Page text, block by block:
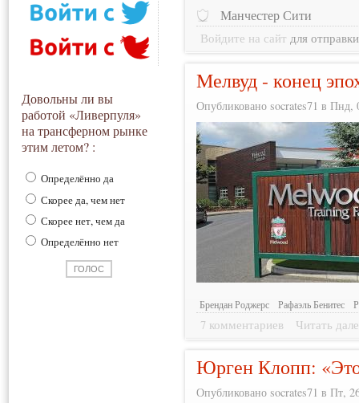
Довольны ли вы
работой «Ливерпуля»
на трансферном рынке
этим летом? :
Определённо да
Скорее да, чем нет
Скорее нет, чем да
Определённо нет
Манчестер Сити
Войдите на сайт для
Мелвуд - конец
Опубликовано socrates71 в Пнд,
Брендан Роджерс Рафаэль Бенитес
7 комментариев Читать
Юрген Клопп:
Опубликовано socrates71 в Пт,